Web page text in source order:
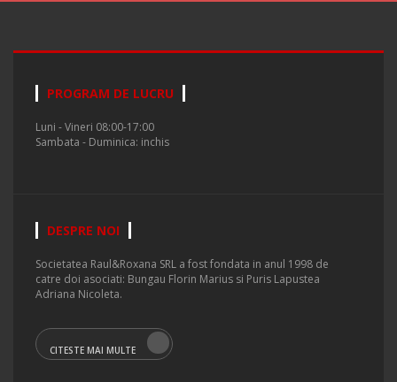
PROGRAM DE LUCRU
Luni - Vineri 08:00-17:00
Sambata - Duminica: inchis
DESPRE NOI
Societatea Raul&Roxana SRL a fost fondata in anul 1998 de
catre doi asociati: Bungau Florin Marius si Puris Lapustea
Adriana Nicoleta.
CITESTE MAI MULTE